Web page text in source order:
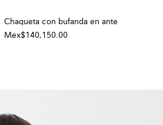
Chaqueta con bufanda en ante
Mex$140,150.00